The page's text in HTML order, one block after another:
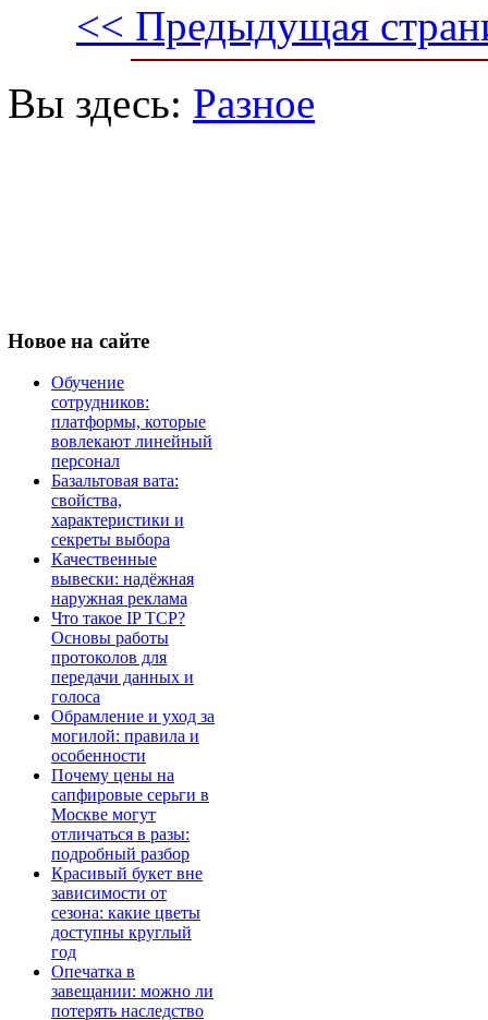
<< Предыдущая
Вы здесь: Разное
Новое на сайте
Обучение
сотрудников:
платформы, которые
вовлекают линейный
персонал
Базальтовая вата:
свойства,
характеристики и
секреты выбора
Качественные
вывески: надёжная
наружная реклама
Что такое IP TCP?
Основы работы
протоколов для
передачи данных и
голоса
Обрамление и уход за
могилой: правила и
особенности
Почему цены на
сапфировые серьги в
Москве могут
отличаться в разы:
подробный разбор
Красивый букет вне
зависимости от
сезона: какие цветы
доступны круглый
год
Опечатка в
завещании: можно ли
потерять наследство